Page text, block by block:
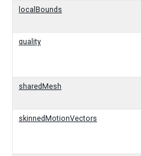
localBounds
quality
sharedMesh
skinnedMotionVectors